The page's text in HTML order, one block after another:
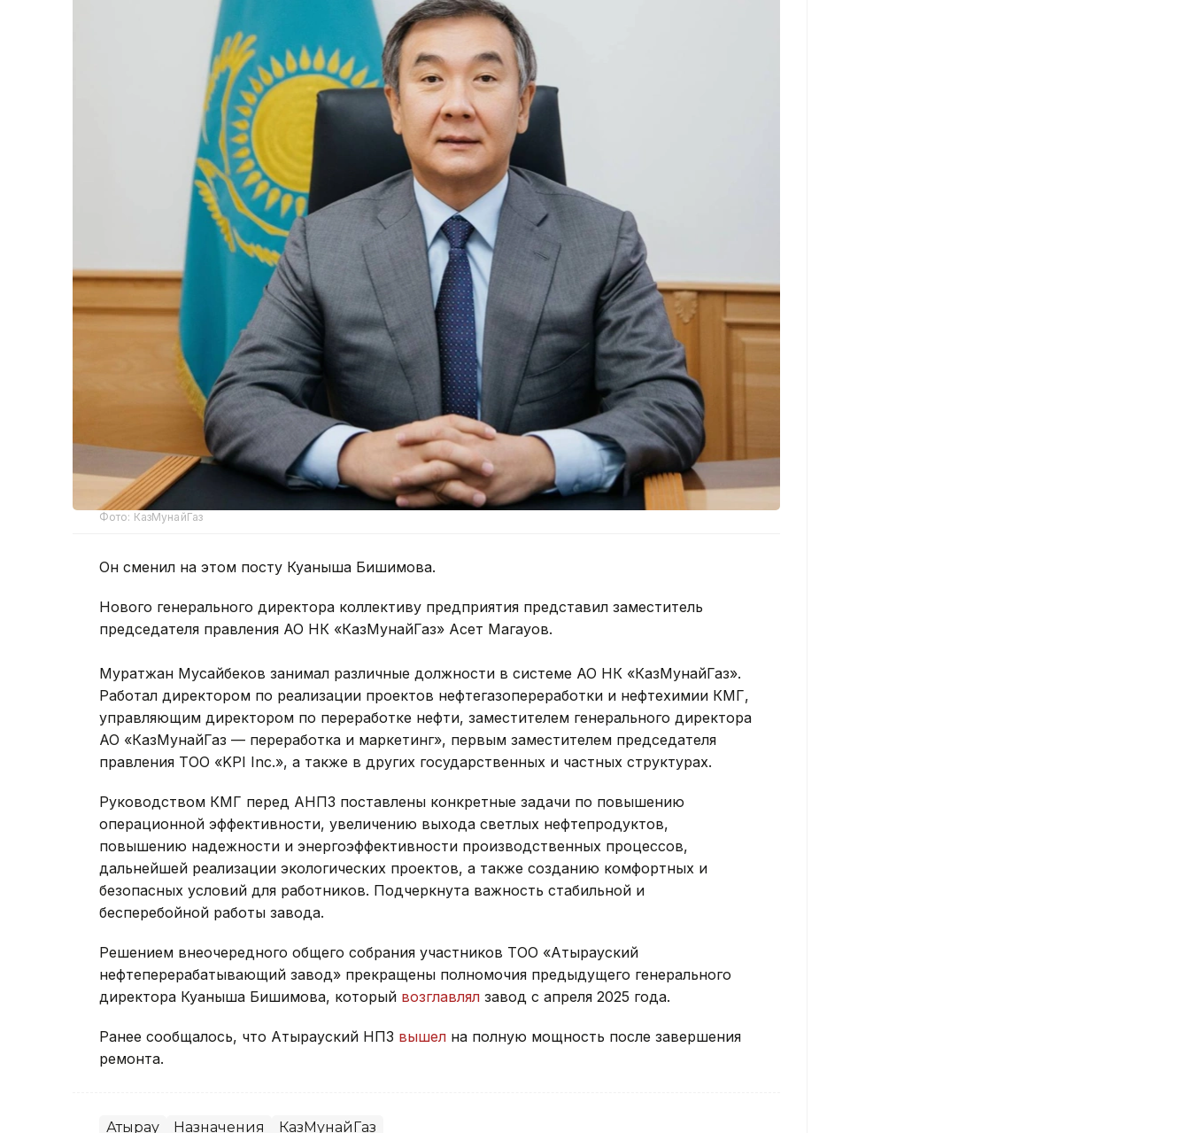
Фото: КазМунайГаз
Он сменил на этом посту Куаныша Бишимова.
Нового генерального директора коллективу предприятия представил заместитель
председателя правления АО НК «КазМунайГаз» Асет Магауов.
Муратжан Мусайбеков занимал различные должности в системе АО НК «КазМунайГаз».
Работал директором по реализации проектов нефтегазопереработки и нефтехимии КМГ,
управляющим директором по переработке нефти, заместителем генерального директора
АО «КазМунайГаз — переработка и маркетинг», первым заместителем председателя
правления ТОО «KPI Inc.», а также в других государственных и частных структурах.
Руководством КМГ перед АНПЗ поставлены конкретные задачи по повышению
операционной эффективности, увеличению выхода светлых нефтепродуктов,
повышению надежности и энергоэффективности производственных процессов,
дальнейшей реализации экологических проектов, а также созданию комфортных и
безопасных условий для работников. Подчеркнута важность стабильной и
бесперебойной работы завода.
Решением внеочередного общего собрания участников ТОО «Атырауский
нефтеперерабатывающий завод» прекращены полномочия предыдущего генерального
директора Куаныша Бишимова, который возглавлял завод с апреля 2025 года.
Ранее сообщалось, что Атырауский НПЗ вышел на полную мощность после завершения
ремонта.
Атырау Назначения КазМунайГаз